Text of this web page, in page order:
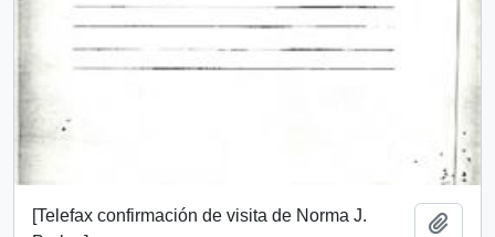
[Telefax confirmación de visita de Norma J.